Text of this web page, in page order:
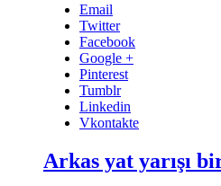
Email
Twitter
Facebook
Google +
Pinterest
Tumblr
Linkedin
Vkontakte
Arkas yat yarışı